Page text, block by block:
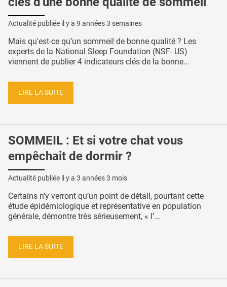
Actualité publiée il y a 9 années 3 semaines
Mais qu'est-ce qu’un sommeil de bonne qualité ? Les
experts de la National Sleep Foundation (NSF- US)
viennent de publier 4 indicateurs clés de la bonne...
LIRE LA SUITE
SOMMEIL : Et si votre chat vous
empêchait de dormir ?
Actualité publiée il y a 3 années 3 mois
Certains n’y verront qu’un point de détail, pourtant cette
étude épidémiologique et représentative en population
générale, démontre très sérieusement, « l’...
LIRE LA SUITE